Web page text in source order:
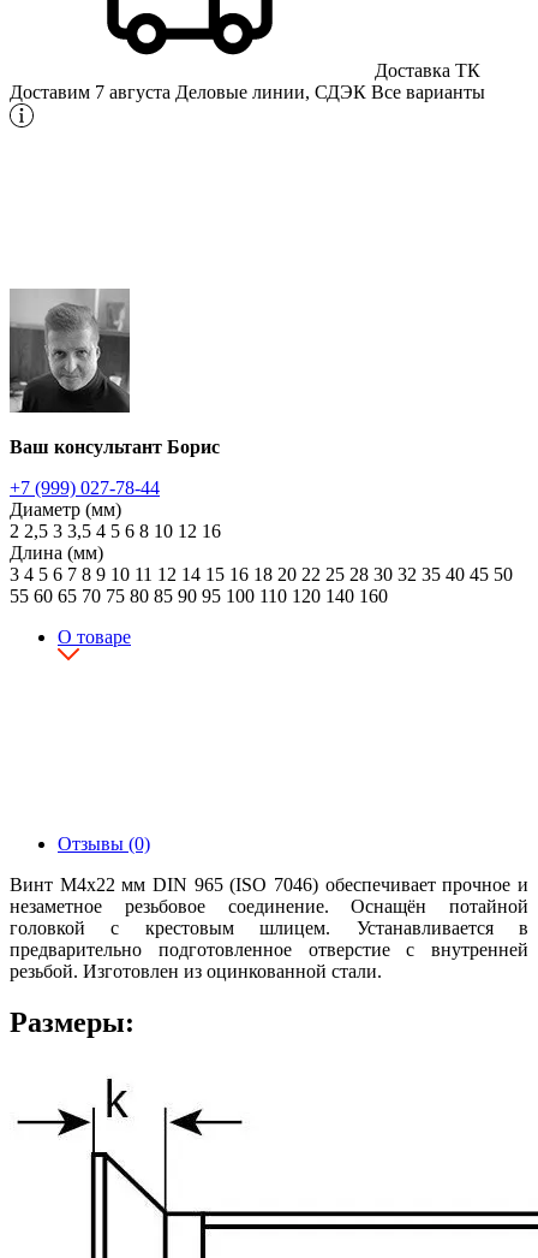
Доставка ТК
Доставим 7 августа Деловые линии, СДЭК Все варианты
Ваш консультант Борис
+7 (999) 027-78-44
Диаметр (мм)
2 2,5 3 3,5 4 5 6 8 10 12 16
Длина (мм)
3 4 5 6 7 8 9 10 11 12 14 15 16 18 20 22 25 28 30 32 35 40 45 50
55 60 65 70 75 80 85 90 95 100 110 120 140 160
О товаре
Отзывы (0)
Винт М4х22 мм DIN 965 (ISO 7046) обеспечивает прочное и
незаметное резьбовое соединение. Оснащён потайной
головкой с крестовым шлицем. Устанавливается в
предварительно подготовленное отверстие с внутренней
резьбой. Изготовлен из оцинкованной стали.
Размеры: